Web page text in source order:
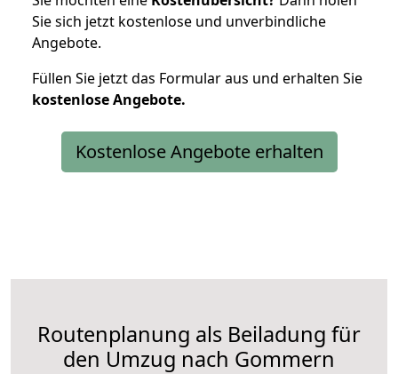
Sie sich jetzt kostenlose und unverbindliche
Angebote.
Füllen Sie jetzt das Formular aus und erhalten Sie
kostenloseAngebote.
Kostenlose Angebote erhalten
Routenplanung als Beiladung für
den Umzug nach Gommern